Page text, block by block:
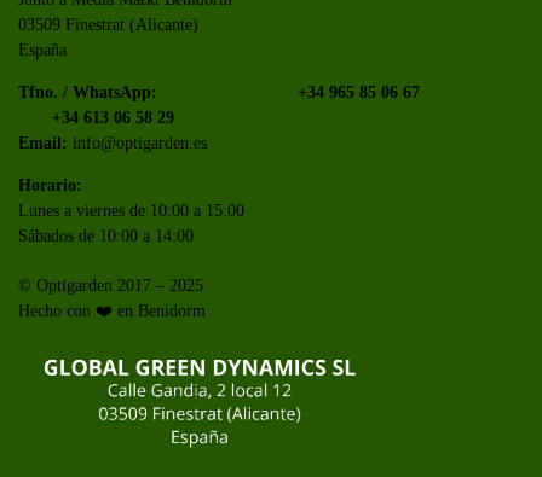
03509 Finestrat (Alicante)
España
Tfno. / WhatsApp: +34 965 85 06 67
+34 613 06 58 29
Email: info@optigarden.es
Horario:
Lunes a viernes de 10:00 a 15:00
Sábados de 10:00 a 14:00
© Optigarden 2017 – 2025
Hecho con ❤️ en Benidorm